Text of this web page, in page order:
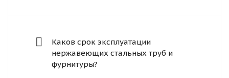
Каков срок эксплуатации
нержавеющих стальных труб и
фурнитуры?